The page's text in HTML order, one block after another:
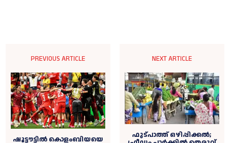
PREVIOUS ARTICLE
ഷൂട്ടൗട്ടിൽ കൊളംബിയയെ
NEXT ARTICLE
ഫുട്പാത്ത് ഒഴിപ്പിക്കൽ;